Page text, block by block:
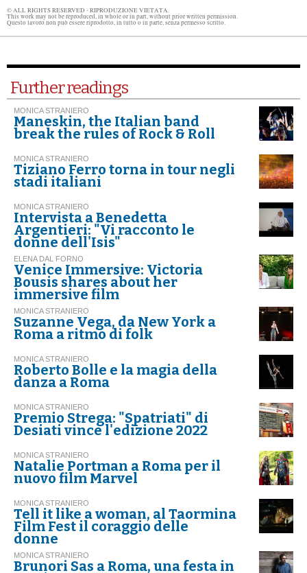
© ALL RIGHTS RESERVED - RIPRODUZIONE VIETATA.
This work may not be reproduced, in whole or in part, without prior written permission.
Questo lavoro non può essere riprodotto, in tutto o in parte, senza permesso scritto.
Further readings
MONICA STRANIERO
Maneskin, the Italian band
break the rules of Rock & Roll
MONICA STRANIERO
Tiziano Ferro torna in tour negli
stadi italiani
MONICA STRANIERO
Intervista a Benedetta
Argentieri: "Vi racconto le
donne dell'Isis"
ELENA DAL FORNO
Venice Immersive: Victoria
Bousis shares about her
immersive film
MONICA STRANIERO
Suzanne Vega, da New York a
Roma a ritmo di folk
MONICA STRANIERO
Roberto Bolle e la magia della
danza a Roma
MONICA STRANIERO
Premio Strega: "Spatriati" di
Desiati vince l'edizione 2022
MONICA STRANIERO
Natalie Portman a Roma per il
nuovo film Marvel
MONICA STRANIERO
Tell it like a woman, al Taormina
Film Fest il coraggio delle
donne
MONICA STRANIERO
Brunori Sas a Roma, una festa in